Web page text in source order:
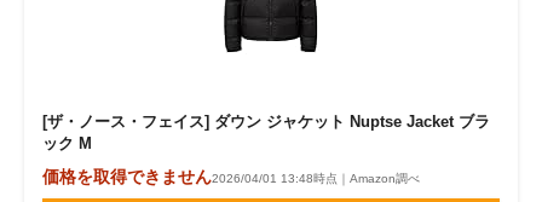
[ザ・ノース・フェイス] ダウン ジャケット Nuptse Jacket ブラ
ック M
価格を取得できません2026/04/01 13:48時点｜Amazon調べ